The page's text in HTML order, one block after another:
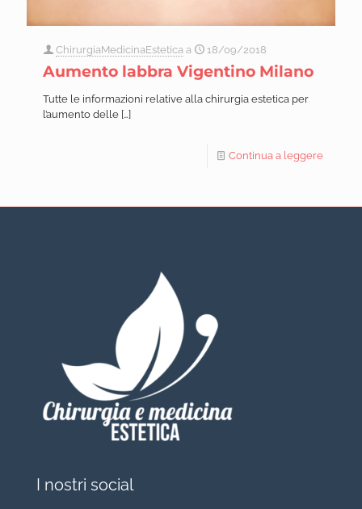
ChirurgiaMedicinaEstetica a 18/09/2018
Aumento labbra Vigentino Milano
Tutte le informazioni relative alla chirurgia estetica per
l’aumento delle […]
Continua a leggere
I nostri social